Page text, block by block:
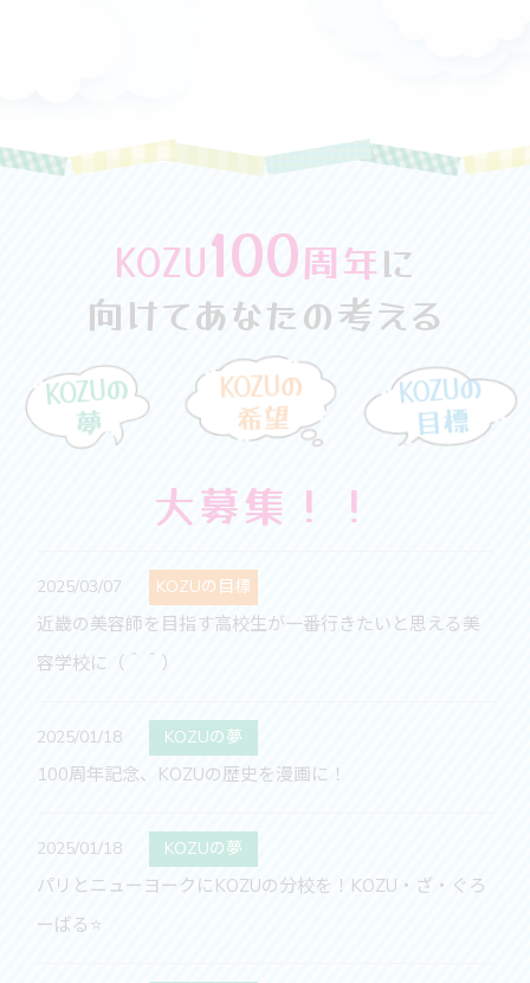
KOZU100周年に
向けてあなたの考える
KOZUの
夢
KOZUの
希望
KOZUの
目標
大募集！！
2025/03/07 KOZUの目標
近畿の美容師を目指す高校生が一番行きたいと思える美
容学校に（＾＾）
2025/01/18 KOZUの夢
100周年記念、KOZUの歴史を漫画に！
2025/01/18 KOZUの夢
パリとニューヨークにKOZUの分校を！KOZU・ざ・ぐろ
ーばる⭐